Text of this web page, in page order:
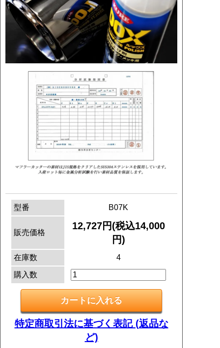
型番 B07K
販売価格
12,727円(税込14,000
円)
在庫数 4
購入数
特定商取引法に基づく表記 (返品な
ど)